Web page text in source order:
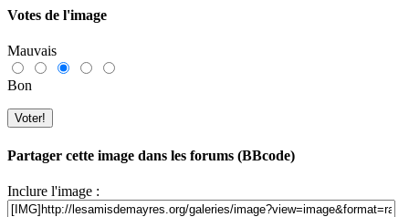
Votes de l'image
Mauvais
Bon
Partager cette image dans les forums (BBcode)
Inclure l'image :